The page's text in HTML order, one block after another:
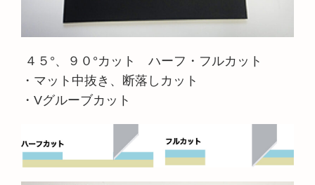
４５°、９０°カット ハーフ・フルカット
・マット中抜き、断落しカット
・Vグルーブカット